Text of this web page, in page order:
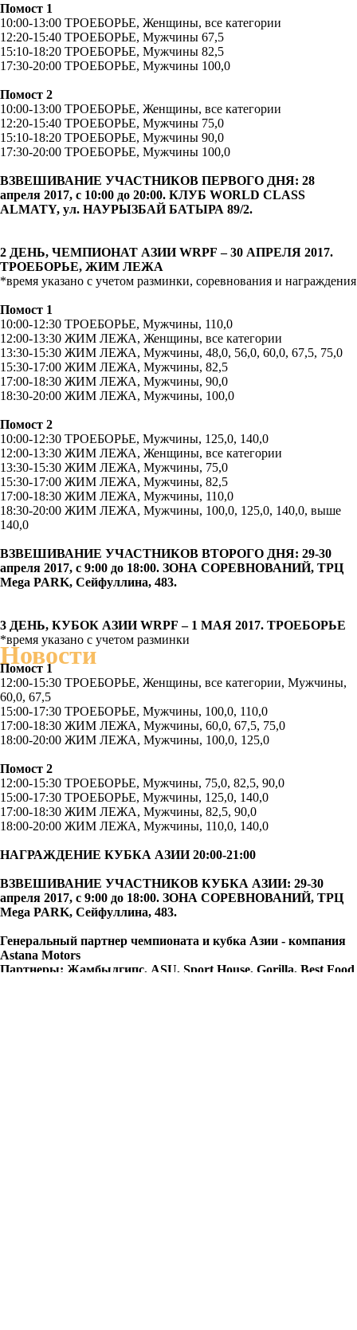
Новости
Помост 1
10:00-13:00 ТРОЕБОРЬЕ, Женщины, все категории
12:20-15:40 ТРОЕБОРЬЕ, Мужчины 67,5
15:10-18:20 ТРОЕБОРЬЕ, Мужчины 82,5
17:30-20:00 ТРОЕБОРЬЕ, Мужчины 100,0
Помост 2
10:00-13:00 ТРОЕБОРЬЕ, Женщины, все категории
12:20-15:40 ТРОЕБОРЬЕ, Мужчины 75,0
15:10-18:20 ТРОЕБОРЬЕ, Мужчины 90,0
17:30-20:00 ТРОЕБОРЬЕ, Мужчины 100,0
ВЗВЕШИВАНИЕ УЧАСТНИКОВ ПЕРВОГО ДНЯ: 28
апреля 2017, с 10:00 до 20:00. КЛУБ WORLD CLASS
ALMATY, ул. НАУРЫЗБАЙ БАТЫРА 89/2.
2 ДЕНЬ, ЧЕМПИОНАТ АЗИИ WRPF – 30 АПРЕЛЯ 2017.
ТРОЕБОРЬЕ, ЖИМ ЛЕЖА
*время указано с учетом разминки, соревнования и награждения
Помост 1
10:00-12:30 ТРОЕБОРЬЕ, Мужчины, 110,0
12:00-13:30 ЖИМ ЛЕЖА, Женщины, все категории
13:30-15:30 ЖИМ ЛЕЖА, Мужчины, 48,0, 56,0, 60,0, 67,5, 75,0
15:30-17:00 ЖИМ ЛЕЖА, Мужчины, 82,5
17:00-18:30 ЖИМ ЛЕЖА, Мужчины, 90,0
18:30-20:00 ЖИМ ЛЕЖА, Мужчины, 100,0
Помост 2
10:00-12:30 ТРОЕБОРЬЕ, Мужчины, 125,0, 140,0
12:00-13:30 ЖИМ ЛЕЖА, Женщины, все категории
13:30-15:30 ЖИМ ЛЕЖА, Мужчины, 75,0
15:30-17:00 ЖИМ ЛЕЖА, Мужчины, 82,5
17:00-18:30 ЖИМ ЛЕЖА, Мужчины, 110,0
18:30-20:00 ЖИМ ЛЕЖА, Мужчины, 100,0, 125,0, 140,0, выше
140,0
ВЗВЕШИВАНИЕ УЧАСТНИКОВ ВТОРОГО ДНЯ: 29-30
апреля 2017, с 9:00 до 18:00. ЗОНА СОРЕВНОВАНИЙ, ТРЦ
Mega PARK, Сейфуллина, 483.
3 ДЕНЬ, КУБОК АЗИИ WRPF – 1 МАЯ 2017. ТРОЕБОРЬЕ
*время указано с учетом разминки
Помост 1
12:00-15:30 ТРОЕБОРЬЕ, Женщины, все категории, Мужчины,
60,0, 67,5
15:00-17:30 ТРОЕБОРЬЕ, Мужчины, 100,0, 110,0
17:00-18:30 ЖИМ ЛЕЖА, Мужчины, 60,0, 67,5, 75,0
18:00-20:00 ЖИМ ЛЕЖА, Мужчины, 100,0, 125,0
Помост 2
12:00-15:30 ТРОЕБОРЬЕ, Мужчины, 75,0, 82,5, 90,0
15:00-17:30 ТРОЕБОРЬЕ, Мужчины, 125,0, 140,0
17:00-18:30 ЖИМ ЛЕЖА, Мужчины, 82,5, 90,0
18:00-20:00 ЖИМ ЛЕЖА, Мужчины, 110,0, 140,0
НАГРАЖДЕНИЕ КУБКА АЗИИ 20:00-21:00
ВЗВЕШИВАНИЕ УЧАСТНИКОВ КУБКА АЗИИ: 29-30
апреля 2017, с 9:00 до 18:00. ЗОНА СОРЕВНОВАНИЙ, ТРЦ
Mega PARK, Сейфуллина, 483.
Генеральный партнер чемпионата и кубка Азии - компания
Astana Motors
Партнеры: Жамбылгипс, ASU, Sport House, Gorilla, Best Food